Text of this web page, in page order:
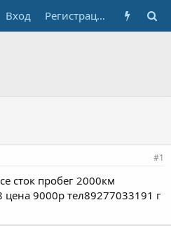
Вход Регистрация
#1
сток пробег 2000км
9000р тел89277033191 г